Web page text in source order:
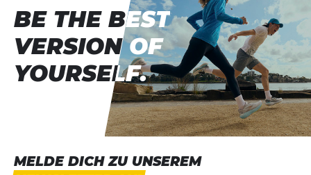
Für mich mittlerweile ein unverzichtbarer Teil
meiner Lauf-Ausrüstung!
Lisa 12.06.25
Flauschig und angenehm
Gute Passform, sehr guter Schutz, dabei flauschig
Mex 27.12.24
MELDE DICH ZU UNSEREM
BE THE BEST
VERSION OF
YOURSELF.
BE THE BEST
VERSION OF
YOURSELF.